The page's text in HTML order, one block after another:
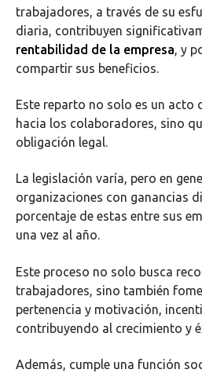
trabajadores, a través de su
diaria, contribuyen
rentabilidad de la empresa , y
compartir sus beneficios.
Este reparto no solo es un acto
hacia los colaboradores, sino
obligación legal.
La legislación varía, pero en
organizaciones con ganancias
porcentaje de estas entre sus
una vez al año.
Este proceso no solo busca
trabajadores, sino también
pertenencia y motivación,
contribuyendo al crecimiento y
Además, cumple una función